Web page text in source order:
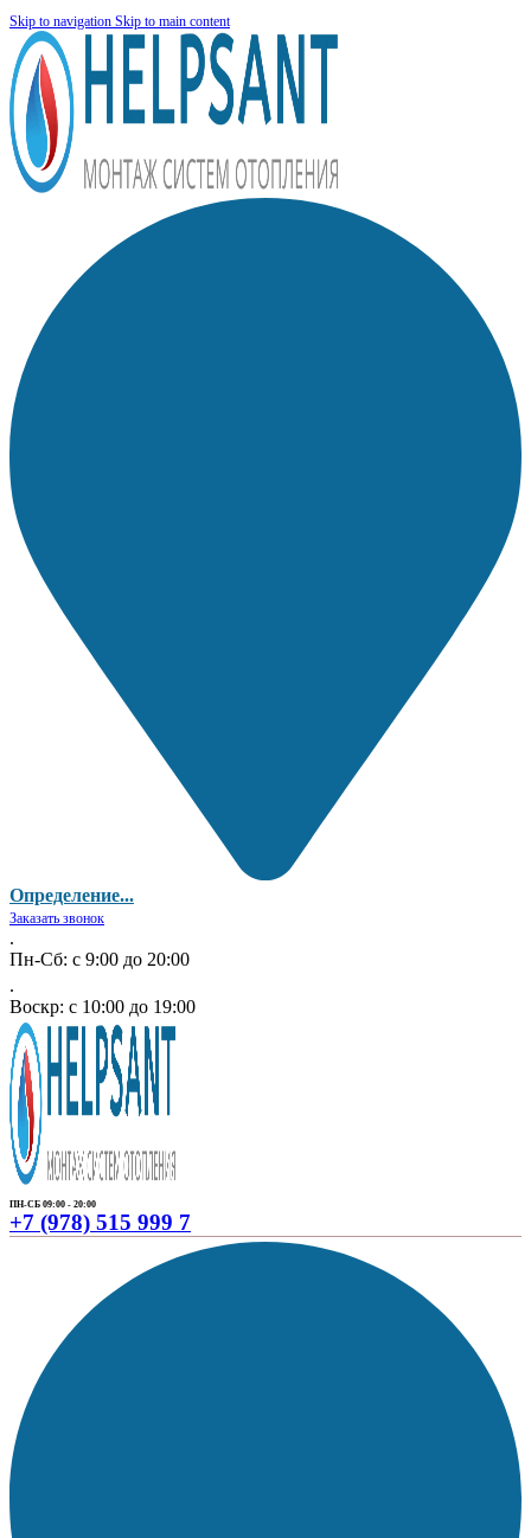
Skip to navigation Skip to main content
Определение...
Заказать звонок
.
Пн-Сб: с 9:00 до 20:00
.
Воскр: с 10:00 до 19:00
ПН-СБ 09:00 - 20:00
+7 (978) 515 999 7